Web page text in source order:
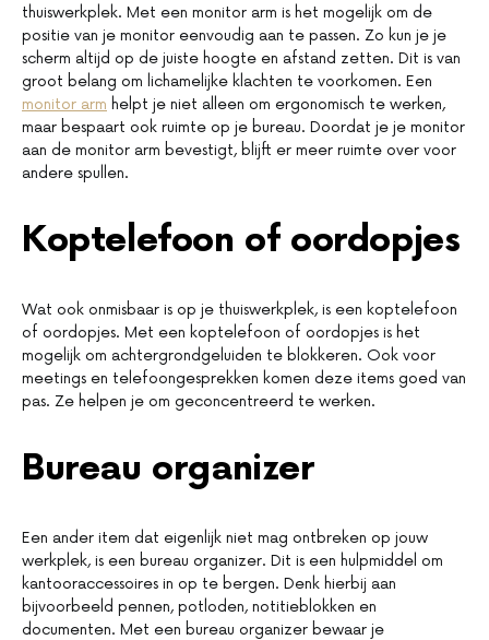
thuiswerkplek. Met een monitor arm is het mogelijk om de
positie van je monitor eenvoudig aan te passen. Zo kun je je
scherm altijd op de juiste hoogte en afstand zetten. Dit is van
groot belang om lichamelijke klachten te voorkomen. Een
monitor arm helpt je niet alleen om ergonomisch te werken,
maar bespaart ook ruimte op je bureau. Doordat je je monitor
aan de monitor arm bevestigt, blijft er meer ruimte over voor
andere spullen.
Koptelefoon of oordopjes
Wat ook onmisbaar is op je thuiswerkplek, is een koptelefoon
of oordopjes. Met een koptelefoon of oordopjes is het
mogelijk om achtergrondgeluiden te blokkeren. Ook voor
meetings en telefoongesprekken komen deze items goed van
pas. Ze helpen je om geconcentreerd te werken.
Bureau organizer
Een ander item dat eigenlijk niet mag ontbreken op jouw
werkplek, is een bureau organizer. Dit is een hulpmiddel om
kantooraccessoires in op te bergen. Denk hierbij aan
bijvoorbeeld pennen, potloden, notitieblokken en
documenten. Met een bureau organizer bewaar je